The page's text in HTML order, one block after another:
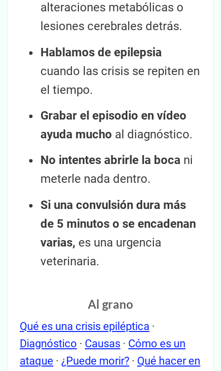
alteraciones metabólicas o
lesiones cerebrales detrás.
Hablamos de epilepsia
cuando las crisis se repiten en
el tiempo.
Grabar el episodio en vídeo
ayuda mucho al diagnóstico.
No intentes abrirle la boca ni
meterle nada dentro.
Si una convulsión dura más
de 5 minutos o se encadenan
varias, es una urgencia
veterinaria.
Al grano
Qué es una crisis epiléptica ·
Diagnóstico · Causas · Cómo es un
ataque · ¿Puede morir? · Qué hacer en